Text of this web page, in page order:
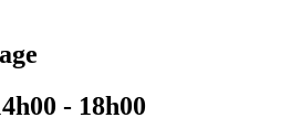
- 18h00